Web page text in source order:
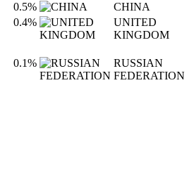
0.5%
CHINA
0.4%
UNITED
KINGDOM
0.1%
RUSSIAN
FEDERATION